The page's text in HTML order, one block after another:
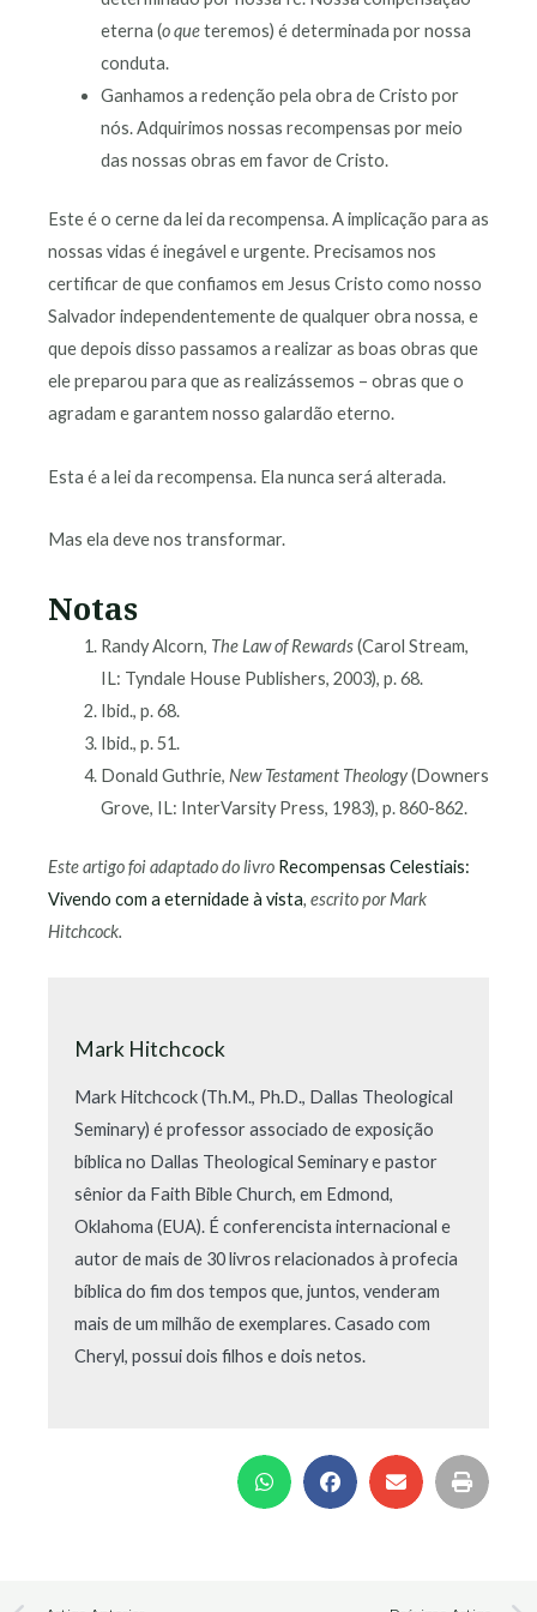
eterna (o queteremos) é determinada por nossa
conduta.
Ganhamos a redenção pela obra de Cristo por
nós. Adquirimos nossas recompensas por meio
das nossas obras em favor de Cristo.
Este é o cerne da lei da recompensa. A implicação para as
nossas vidas é inegável e urgente. Precisamos nos
certificar de que confiamos em Jesus Cristo como nosso
Salvador independentemente de qualquer obra nossa, e
que depois disso passamos a realizar as boas obras que
ele preparou para que as realizássemos – obras que o
agradam e garantem nosso galardão eterno.
Esta é a lei da recompensa. Ela nunca será alterada.
Mas ela deve nos transformar.
Notas
Randy Alcorn, The Law of Rewards(Carol Stream,
IL: Tyndale House Publishers, 2003), p. 68.
Ibid., p. 68.
Ibid., p. 51.
Donald Guthrie, New Testament Theology(Downers
Grove, IL: InterVarsity Press, 1983), p. 860-862.
Este artigo foi adaptado do livro Recompensas Celestiais:
Vivendo com a eternidade à vista, escrito por Mark
Hitchcock.
Mark Hitchcock
Mark Hitchcock (Th.M., Ph.D., Dallas Theological
Seminary) é professor associado de exposição
bíblica no Dallas Theological Seminary e pastor
sênior da Faith Bible Church, em Edmond,
Oklahoma (EUA). É conferencista internacional e
autor de mais de 30 livros relacionados à profecia
bíblica do fim dos tempos que, juntos, venderam
mais de um milhão de exemplares. Casado com
Cheryl, possui dois filhos e dois netos.